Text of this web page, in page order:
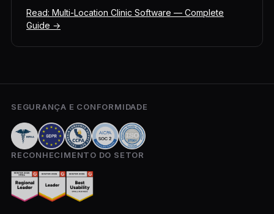
Read: Multi-Location Clinic Software — Complete
Guide →
SEGURANÇA E CONFORMIDADE
RECONHECIMENTO DO SETOR